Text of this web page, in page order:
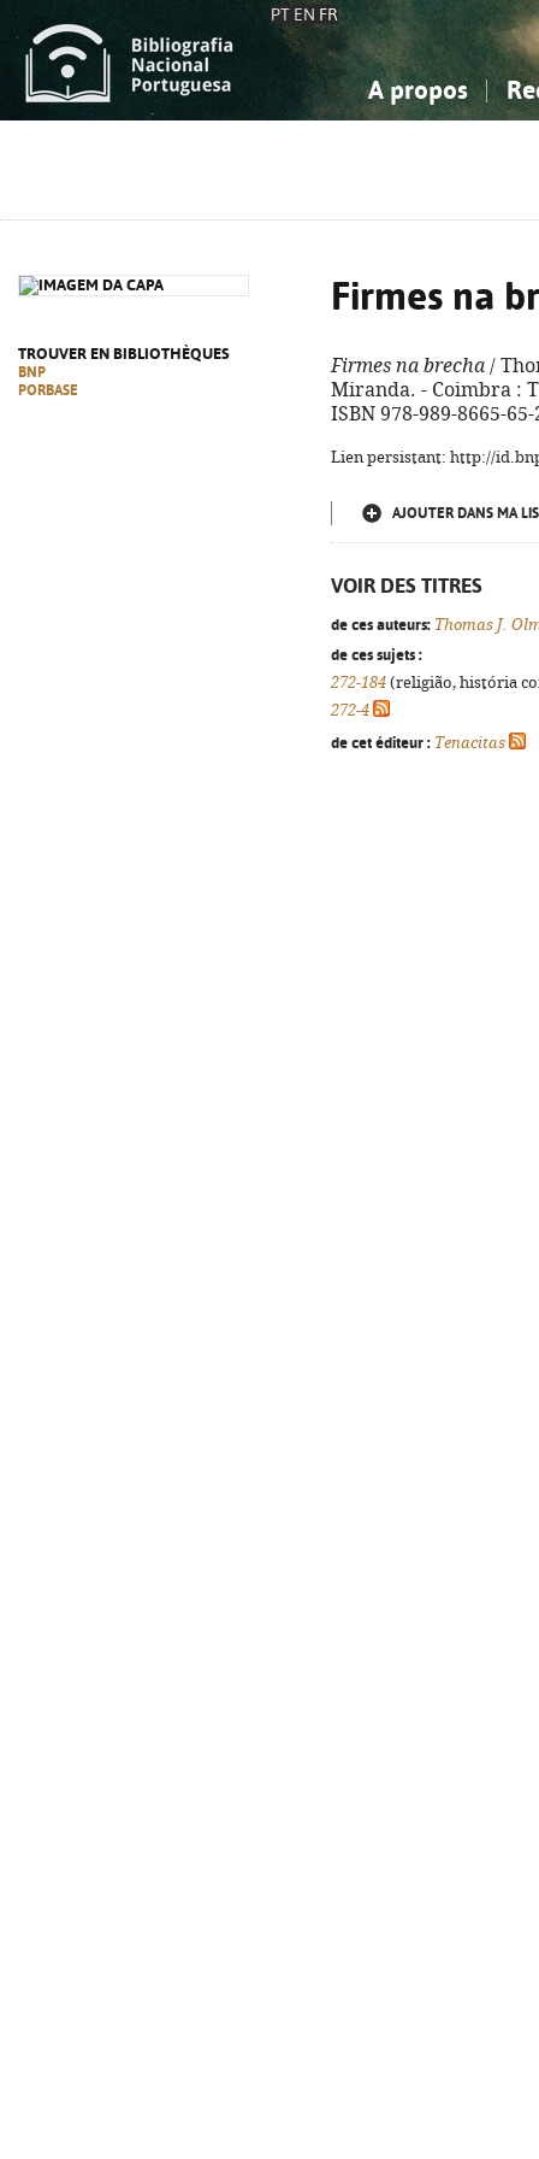
PT EN FR
A propos
TROUVER EN BIBLIOTHÈQUES
BNP
PORBASE
Firmes na
Firmes na brecha /
Miranda. - Coimbra :
ISBN 978-989-8665-65-
Lien persistant: http://
AJOUTER DANS MA
VOIR DES TITRES
de ces auteurs: Thomas J.
de ces sujets :
272-184 (religião, história
272-4
de cet éditeur : Tenacitas